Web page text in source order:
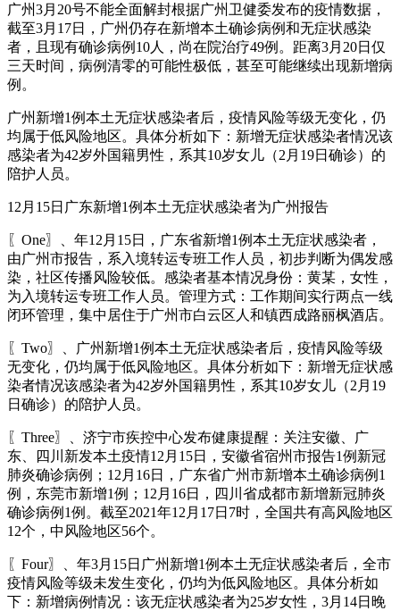
广州3月20号不能全面解封根据广州卫健委发布的疫情数据，
截至3月17日，广州仍存在新增本土确诊病例和无症状感染
者，且现有确诊病例10人，尚在院治疗49例。距离3月20日仅
三天时间，病例清零的可能性极低，甚至可能继续出现新增病
例。
广州新增1例本土无症状感染者后，疫情风险等级无变化，仍
均属于低风险地区。具体分析如下：新增无症状感染者情况该
感染者为42岁外国籍男性，系其10岁女儿（2月19日确诊）的
陪护人员。
12月15日广东新增1例本土无症状感染者为广州报告
〖One〗、年12月15日，广东省新增1例本土无症状感染者，
由广州市报告，系入境转运专班工作人员，初步判断为偶发感
染，社区传播风险较低。感染者基本情况身份：黄某，女性，
为入境转运专班工作人员。管理方式：工作期间实行两点一线
闭环管理，集中居住于广州市白云区人和镇西成路丽枫酒店。
〖Two〗、广州新增1例本土无症状感染者后，疫情风险等级
无变化，仍均属于低风险地区。具体分析如下：新增无症状感
染者情况该感染者为42岁外国籍男性，系其10岁女儿（2月19
日确诊）的陪护人员。
〖Three〗、济宁市疾控中心发布健康提醒：关注安徽、广
东、四川新发本土疫情12月15日，安徽省宿州市报告1例新冠
肺炎确诊病例；12月16日，广东省广州市新增本土确诊病例1
例，东莞市新增1例；12月16日，四川省成都市新增新冠肺炎
确诊病例1例。截至2021年12月17日7时，全国共有高风险地区
12个，中风险地区56个。
〖Four〗、年3月15日广州新增1例本土无症状感染者后，全市
疫情风险等级未发生变化，仍均为低风险地区。具体分析如
下：新增病例情况：该无症状感染者为25岁女性，3月14日晚